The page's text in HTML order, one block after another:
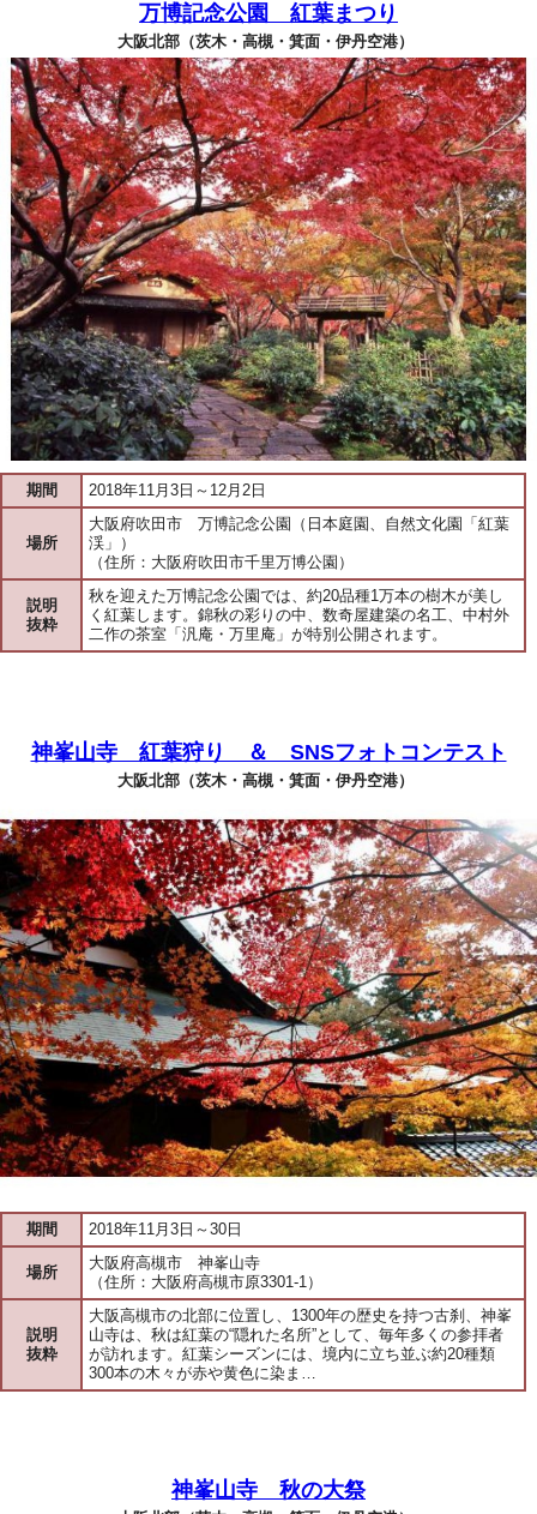
万博記念公園 紅葉まつり
大阪北部（茨木・高槻・箕面・伊丹空港）
期間 2018年11月3日～12月2日
場所
大阪府吹田市 万博記念公園（日本庭園、自然文化園「紅葉
渓」）
（住所：大阪府吹田市千里万博公園）
説明
抜粋
秋を迎えた万博記念公園では、約20品種1万本の樹木が美し
く紅葉します。錦秋の彩りの中、数奇屋建築の名工、中村外
二作の茶室「汎庵・万里庵」が特別公開されます。
神峯山寺 紅葉狩り ＆ SNSフォトコンテスト
大阪北部（茨木・高槻・箕面・伊丹空港）
期間 2018年11月3日～30日
場所
大阪府高槻市 神峯山寺
（住所：大阪府高槻市原3301-1）
説明
抜粋
大阪高槻市の北部に位置し、1300年の歴史を持つ古刹、神峯
山寺は、秋は紅葉の“隠れた名所”として、毎年多くの参拝者
が訪れます。紅葉シーズンには、境内に立ち並ぶ約20種類
300本の木々が赤や黄色に染ま…
神峯山寺 秋の大祭